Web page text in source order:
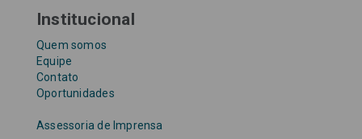
Institucional
Quem somos
Equipe
Contato
Oportunidades
Assessoria de Imprensa